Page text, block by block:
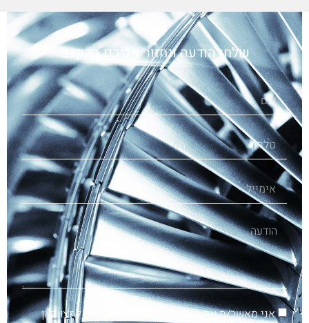
שלחו הודעה ונחזור אליכם בהקדם
אני מאשר/ת את הצהרת הפרטיות - לקריאה לחצו כאן